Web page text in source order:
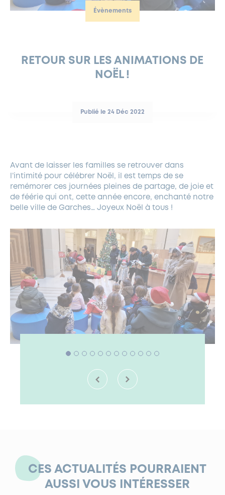
EAU POTABLE ET ASSAINISSEMENT
DÉCLARATION DE CATASTROPHE NATURELLE
LOCATION DE SALLES
INFORMATIONS PRATIQUES
PANNEAUX D’AFFICHAGE LIBRE
DÉVELOPPEMENT DURABLE
DEMANDE D’ABATTAGE
GESTION DU PATRIMOINE ARBORÉ
Évènements
RETOUR SUR LES ANIMATIONS DE
NOËL !
Publié le 24 Déc 2022
Avant de laisser les familles se retrouver dans
l’intimité pour célébrer Noël, il est temps de se
remémorer ces journées pleines de partage, de joie et
de féérie qui ont, cette année encore, enchanté notre
belle ville de Garches… Joyeux Noël à tous !
CES ACTUALITÉS POURRAIENT
AUSSI VOUS INTÉRESSER